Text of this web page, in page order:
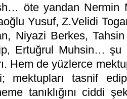
öte yandan Nermin
Yusuf, Z.Velidi
Niyazi Berkes,
Ertuğrul Muhsin… şu
Hem de yüzlerce
tasnif
tanıklığını ciddi